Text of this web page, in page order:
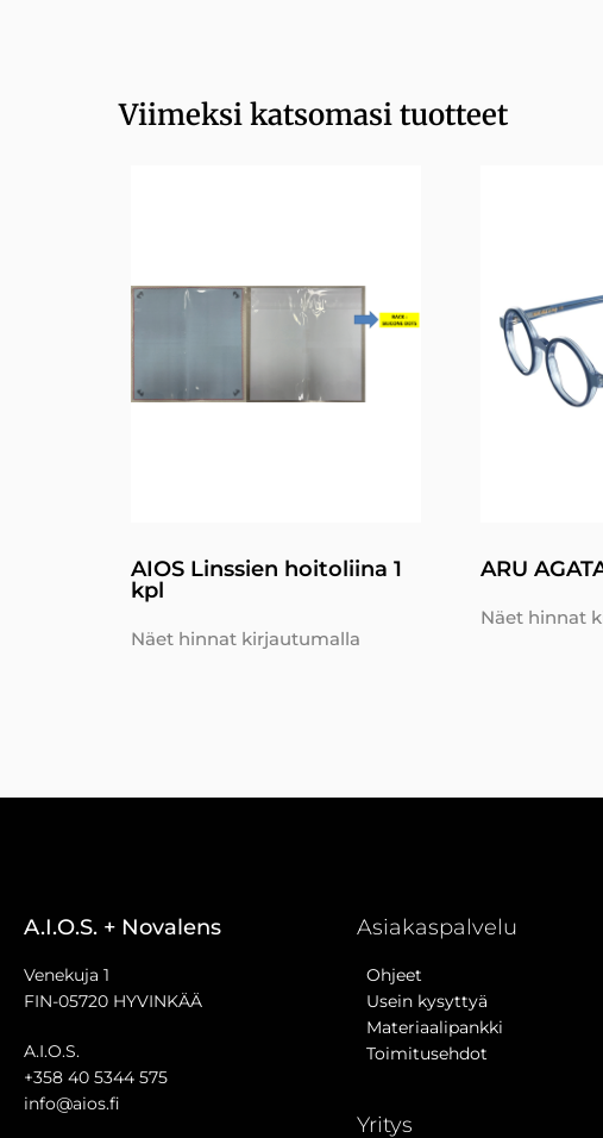
Viimeksi katsomasi tuotteet
AIOS Linssien hoitoliina 1
kpl
Näet hinnat kirjautumalla
ARU
Näet hinnat
A.I.O.S. + Novalens
Venekuja 1
FIN-05720 HYVINKÄÄ
A.I.O.S.
+358 40 5344 575
info@aios.fi
Asiakaspalvelu
Ohjeet
Usein kysyttyä
Materiaalipankki
Toimitusehdot
Yritys